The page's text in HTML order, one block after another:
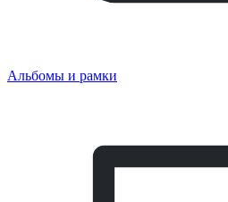
Альбомы и рамки